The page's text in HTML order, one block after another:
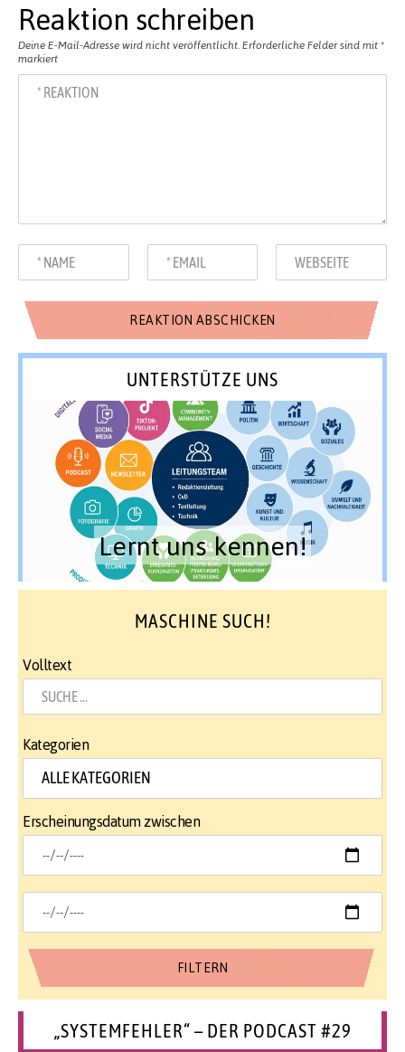
Reaktion schreiben
Deine E-Mail-Adresse wird nicht veröffentlicht. Erforderliche Felder sind mit *
markiert
UNTERSTÜTZE UNS
Lernt uns kennen!
MASCHINE SUCH!
Volltext
Kategorien
Erscheinungsdatum zwischen
„SYSTEMFEHLER“ – DER PODCAST #29